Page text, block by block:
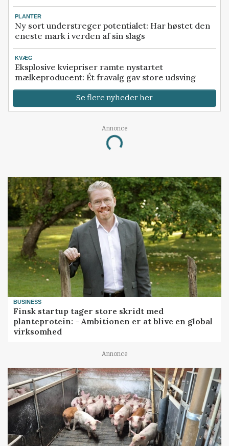
PLANTER
Ny sort understreger potentialet: Har høstet den
eneste mark i verden af sin slags
KVÆG
Eksplosive kviepriser ramte nystartet
mælkeproducent: Ét fravalg gav store udsving
Se flere nyheder her
Annonce
Loading...
BUSINESS
Finsk startup tager store skridt med
planteprotein: - Ambitionen er at blive en global
virksomhed
Annonce